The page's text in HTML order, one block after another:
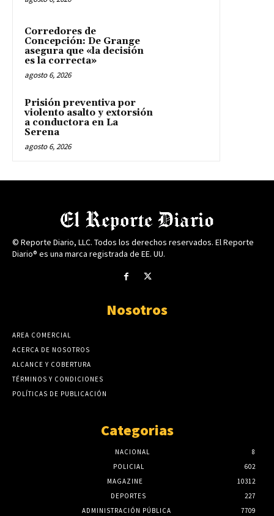
Corredores de
Concepción: De Grange
asegura que «la decisión
es la correcta»
agosto 6, 2026
Prisión preventiva por
violento asalto y extorsión
a conductora en La
Serena
agosto 6, 2026
© Reporte Diario, LLC. Todos los derechos reservados. El Reporte
Diario® es una marca registrada de EE. UU.
Nosotros
AREA COMERCIAL
ACERCA DE NOSOTROS
ALCANCE Y COBERTURA
TÉRMINOS Y CONDICIONES
POLÍTICAS DE PUBLICACIÓN
Categorias
NACIONAL
8
POLICIAL
602
MAGAZINE
10312
DEPORTES
227
ADMINISTRACIÓN PÚBLICA
7709